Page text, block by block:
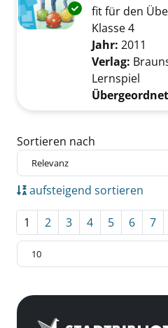
Exemplar-
fit für den
Klasse 4
Suche nach
Jahr: 2011
Verlag:
Lernspiel
Zu den Suchfiltern springen
Sortieren nach
aufsteigend sortieren
1 2 3 4 5 6 7